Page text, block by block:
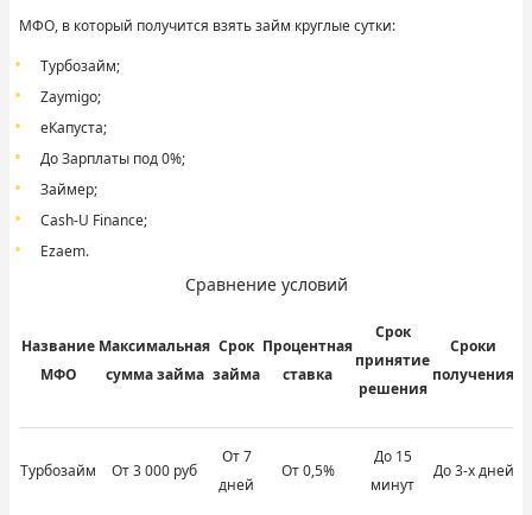
МФО, в который получится взять займ круглые сутки:
Турбозайм;
Zaymigo;
еКапуста;
До Зарплаты под 0%;
Займер;
Cash-U Finance;
Ezaem.
Сравнение условий
Название
МФО
Максимальная
сумма займа
Срок
займа
Процентная
ставка
Срок
принятие
решения
Сроки
получения
Турбозайм От 3 000 руб
От 7
дней
От 0,5%
До 15
минут
До 3-х дней